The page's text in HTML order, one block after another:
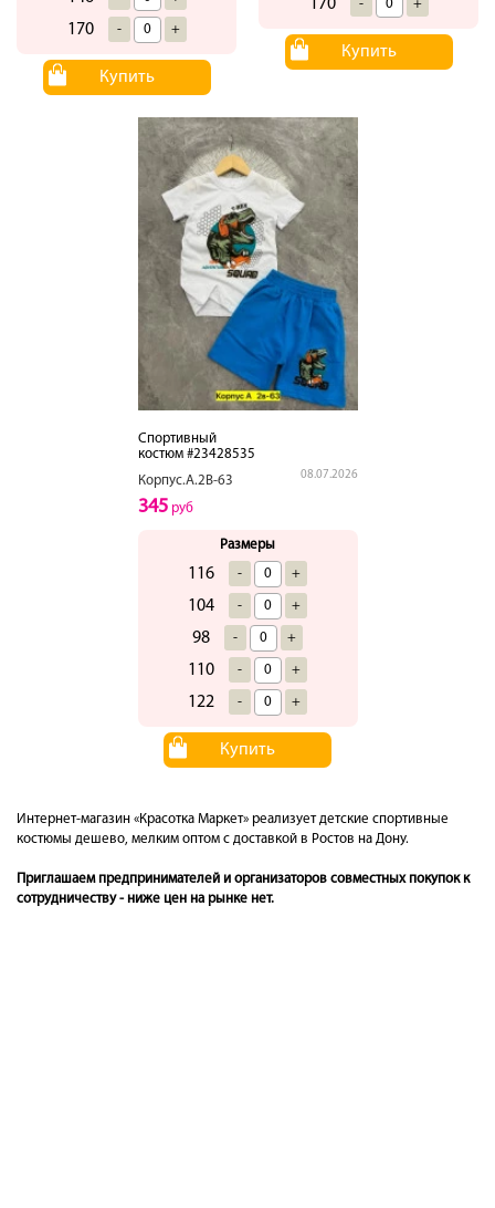
170 - +
Купить
170 - +
Купить
Спортивный
костюм #23428535
Корпус.А.2В-63
08.07.2026
345руб
Размеры
116 - +
104 - +
98 - +
110 - +
122 - +
Купить
Интернет-магазин «Красотка Маркет» реализует детские спортивные
костюмы дешево, мелким оптом с доставкой в Ростов на Дону.
Приглашаем предпринимателей и организаторов совместных покупок к
сотрудничеству - ниже цен на рынке нет.